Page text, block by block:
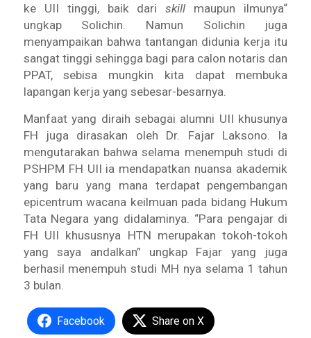
ke UII tinggi, baik dariskill maupun ilmunya“
ungkap Solichin. Namun Solichin juga
menyampaikan bahwa tantangan didunia kerja itu
sangat tinggi sehingga bagi para calon notaris dan
PPAT, sebisa mungkin kita dapat membuka
lapangan kerja yang sebesar-besarnya.
Manfaat yang diraih sebagai alumni UII khusunya
FH juga dirasakan oleh Dr. Fajar Laksono. Ia
mengutarakan bahwa selama menempuh studi di
PSHPM FH UII ia mendapatkan nuansa akademik
yang baru yang mana terdapat pengembangan
epicentrum wacana keilmuan pada bidang Hukum
Tata Negara yang didalaminya. “Para pengajar di
FH UII khususnya HTN merupakan tokoh-tokoh
yang saya andalkan” ungkap Fajar yang juga
berhasil menempuh studi MH nya selama 1 tahun
3 bulan.
Facebook Share on X